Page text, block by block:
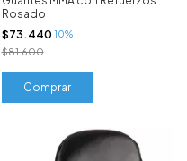
Rosado
$73.440 10%
$81.600
Comprar